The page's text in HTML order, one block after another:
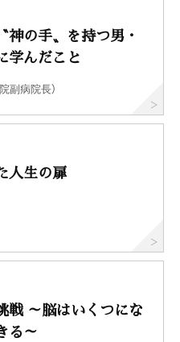
の手〟を持つ男・
学んだこと
副病院長）
人生の扉
戦 ～脳はいくつにな
る～